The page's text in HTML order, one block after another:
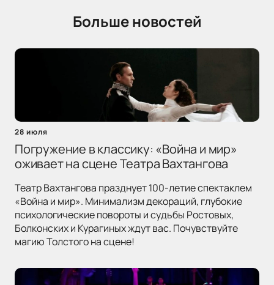
Больше новостей
28 июля
Погружение в классику: «Война и мир»
оживает на сцене Театра Вахтангова
Театр Вахтангова празднует 100-летие спектаклем
«Война и мир». Минимализм декораций, глубокие
психологические повороты и судьбы Ростовых,
Болконских и Курагиных ждут вас. Почувствуйте
магию Толстого на сцене!